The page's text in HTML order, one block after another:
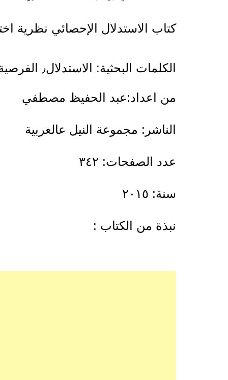
كتاب الاستدلال الإحصائي نظرية
الكلمات البحثية: الاستدلال٫ الفرصية العلمية
من اعداد:عبد الحفيظ مصطفي
الناشر: مجموعة النيل عالعربية
عدد الصفحات: ٣٤٢
سنة: ٢٠١٥
نبذة من الكتاب :